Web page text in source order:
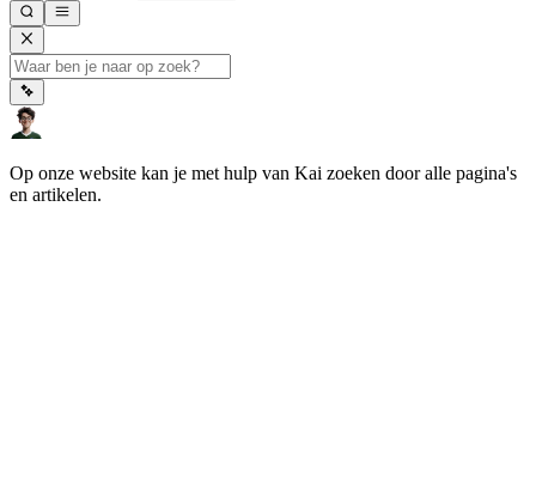
Op onze website kan je met hulp van Kai zoeken door alle pagina's
en artikelen.